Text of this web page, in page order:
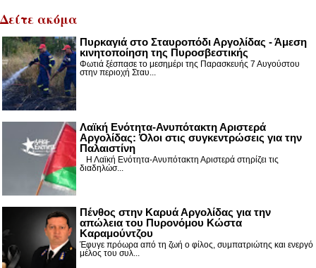
Δείτε ακόμα
Πυρκαγιά στο Σταυροπόδι Αργολίδας - Άμεση
κινητοποίηση της Πυροσβεστικής
Φωτιά ξέσπασε το μεσημέρι της Παρασκευής 7 Αυγούστου
στην περιοχή Σταυ...
Λαϊκή Ενότητα-Ανυπότακτη Αριστερά
Αργολίδας: Όλοι στις συγκεντρώσεις για την
Παλαιστίνη
Η Λαϊκή Ενότητα-Ανυπότακτη Αριστερά στηρίζει τις
διαδηλώσ...
Πένθος στην Καρυά Αργολίδας για την
απώλεια του Πυρονόμου Κώστα
Καραμούντζου
Έφυγε πρόωρα από τη ζωή ο φίλος, συμπατριώτης και ενεργό
μέλος του συλ...